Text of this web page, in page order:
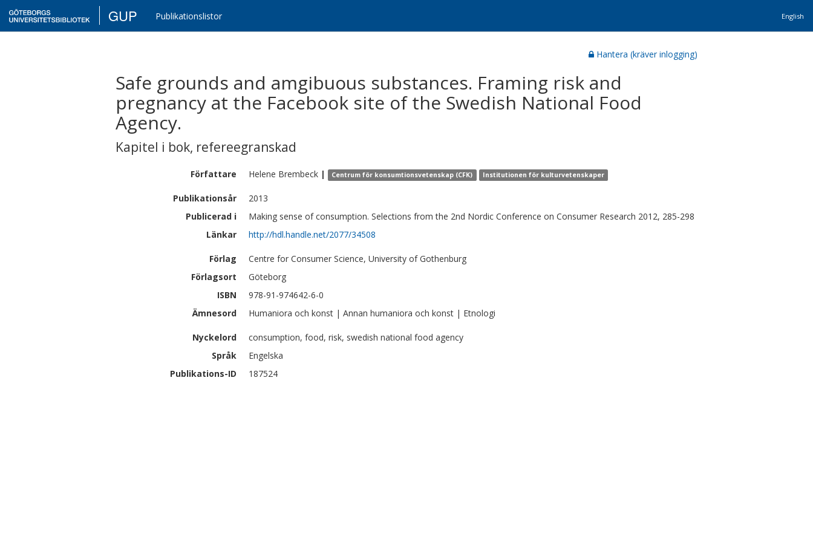
GUP Publikationslistor English
Hantera (kräver inlogging)
Safe grounds and amgibuous substances. Framing risk and
pregnancy at the Facebook site of the Swedish National Food
Agency.
Kapitel i bok, refereegranskad
Författare Helene Brembeck | Centrum för konsumtionsvetenskap (CFK) Institutionen för kulturvetenskaper
Publikationsår
2013
Publicerad i
Making sense of consumption. Selections from the 2nd Nordic Conference on Consumer Research 2012, 285-298
Länkar
http://hdl.handle.net/2077/34508
Förlag
Centre for Consumer Science, University of Gothenburg
Förlagsort
Göteborg
ISBN
978-91-974642-6-0
Ämnesord
Humaniora och konst | Annan humaniora och konst | Etnologi
Nyckelord
consumption, food, risk, swedish national food agency
Språk
Engelska
Publikations-ID
187524